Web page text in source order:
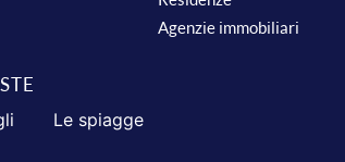
Agenzie immobiliari
Le spiagge